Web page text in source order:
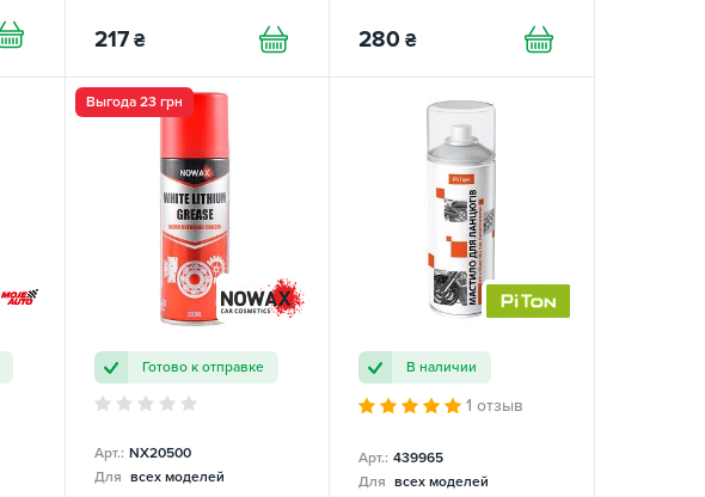
217 ₴ 280 ₴
Выгода 23 грн
Готово к отправке
Арт.: NX20500
Для всех моделей
В наличии
1 отзыв
Арт.: 439965
Для всех моделей